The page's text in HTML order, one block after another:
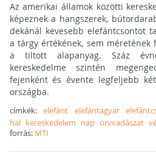
Az amerikai államok közötti
képeznek a hangszerek,
dekánál kevesebb elefántcsontot
a tárgy értékének, sem
a tiltott alapanyag. Száz
kereskedelme szintén
fejenként és évente legfeljebb
országba.
címkék:elefánt elefántagyar
hal kereskedelem nap orvvadászat
forrás: MTI